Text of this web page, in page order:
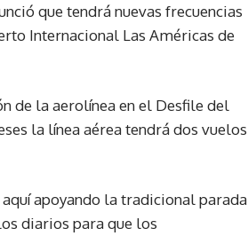
que tendrá nuevas frecuencias
Internacional Las Américas de
de la aerolínea en el Desfile del
la línea aérea tendrá dos vuelos
apoyando la tradicional parada
diarios para que los